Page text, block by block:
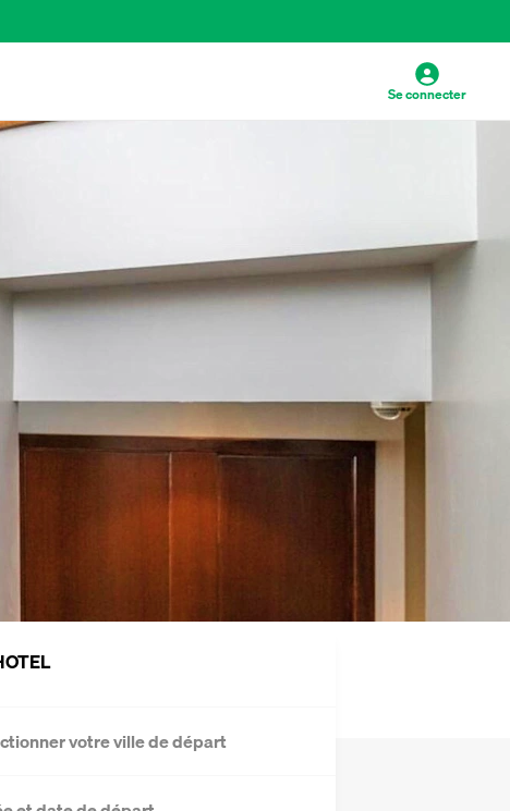
Se connecter
votre ville de départ